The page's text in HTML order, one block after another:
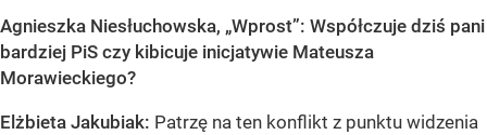
Agnieszka Niesłuchowska, „Wprost”: Współczuje dziś pani
bardziej PiS czy kibicuje inicjatywie Mateusza
Morawieckiego?
Elżbieta Jakubiak: Patrzę na ten konflikt z punktu widzenia